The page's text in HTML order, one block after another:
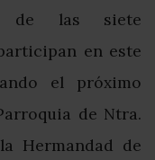
de las siete
en este
el próximo
de Ntra.
Hermandad de